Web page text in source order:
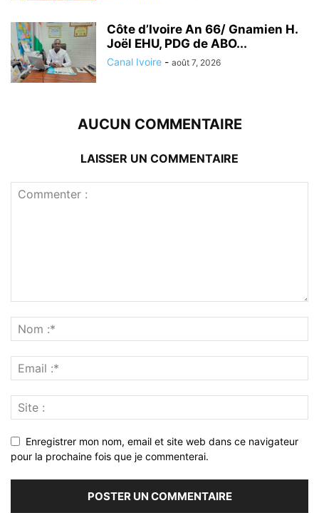
Côte d’Ivoire An 66/ Gnamien H.
Joël EHU, PDG de ABO...
Canal Ivoire - août 7, 2026
AUCUN COMMENTAIRE
LAISSER UN COMMENTAIRE
Enregistrer mon nom, email et site web dans ce navigateur
pour la prochaine fois que je commenterai.